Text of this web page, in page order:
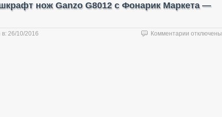
нож Ganzo G8012 с Фонарик Маркета —
в: 26/10/2016 Комментарии котключены